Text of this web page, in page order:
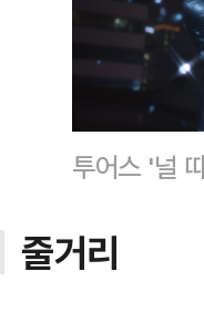
투어스 '널
줄거리